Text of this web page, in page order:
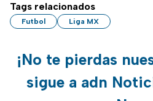
Tags relacionados
Futbol Liga MX
¡No te pierdas
sigue a adn